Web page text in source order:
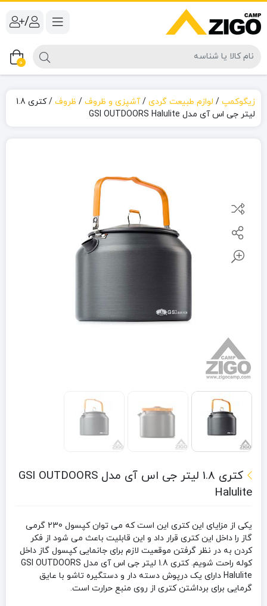
/
0
زیگوکمپ / لوازم طبیعت گردی /آشپزی و ظروف / ظروف /
کتری 1.8
لیتر جی اس آی مدل GSI OUTDOORS Halulite
کتری 1.8 لیتر جی اس آی مدل GSI OUTDOORS
Halulite
یکی از مزایای این کتری این است که می توان کپسول 230 گرمی
گاز را داخل این کتری قرار داد و این قابلیت باعث می شود از فکر
کردن به در نظر گرفتن موقعیت لازم برای جانمایی کپسول گاز داخل
کوله راحت شویم. کتری 1.8 لیتر جی اس آی مدل GSI OUTDOORS
Halulite دارای یک درپوش دسته دار و دستگیره تاشو با عایق
گرمایی برای برداشتن کتری از روی منبع حرارت است.